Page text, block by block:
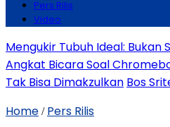
Pers Rilis
Video
Mengukir Tubuh Ideal:
Angkat Bicara Soal
Tak Bisa Dimakzulkan Bos
Home / Pers Rilis